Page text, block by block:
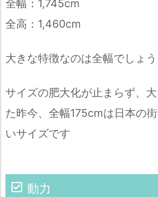
全幅：1,745cm
全高：1,460cm
大きな特徴なのは全幅でしょう
サイズの肥大化が止まらず、
た昨今、全幅175cmは日本の
いサイズです
動力